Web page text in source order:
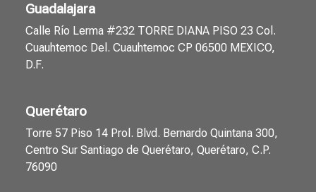
Guadalajara
Calle Río Lerma #232 TORRE DIANA PISO 23 Col.
Cuauhtemoc Del. Cuauhtemoc CP 06500 MEXICO,
D.F.
Querétaro
Torre 57 Piso 14 Prol. Blvd. Bernardo Quintana 300,
Centro Sur Santiago de Querétaro, Querétaro, C.P.
76090